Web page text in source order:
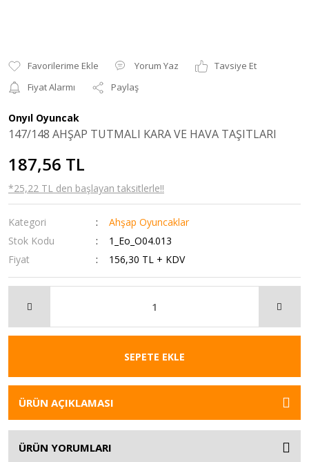
Yorum Yaz
Tavsiye Et
Fiyat Alarmı
Paylaş
Onyıl Oyuncak
147/148 AHŞAP TUTMALI KARA VE HAVA TAŞITLARI
187,56 TL
*25,22 TL den başlayan taksitlerle!!
Kategori
Ahşap Oyuncaklar
Stok Kodu
1_Eo_O04.013
Fiyat
156,30 TL + KDV
SEPETE EKLE
ÜRÜN AÇIKLAMASI
ÜRÜN YORUMLARI